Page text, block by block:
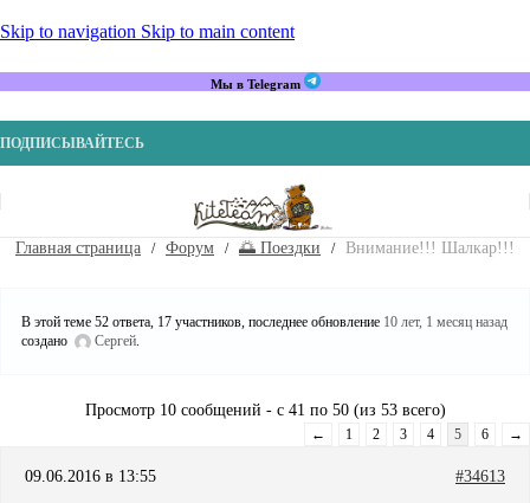
Skip to navigation Skip to main content
Мы в Telegram
ПОДПИСЫВАЙТЕСЬ
Главная страница Форум 🌅 Поездки Внимание!!! Шалкар!!!
В этой теме 52 ответа, 17 участников, последнее обновление 10 лет, 1 месяц назад
создано
Сергей.
Просмотр 10 сообщений - с 41 по 50 (из 53 всего)
← 1 2 3 4 5 6 →
09.06.2016 в 13:55 #34613